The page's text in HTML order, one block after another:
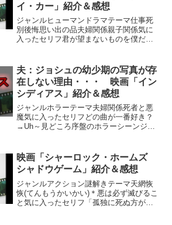
イ・カー」紹介＆感想
ジャンルヒューマンドラマテーマ仕事死
別後悔思い出の品夫婦関係親子関係気に
入ったセリフ君が望まないものを僕だけ
失格だ、でも役者としては必ずしもそう
じゃない。恐ろしいことが...
夫：ジョシュの幼少期の写真が存
在しない理由・・・ 映画「イン
シディアス」紹介＆感想
ジャンルホラーテーマ夫婦関係死者と悪
魔気に入ったセリフどの曲が一番好き？
→Uh～見どころ序盤のホラーシーンジョ
きたランバート一家。引っ越して間もな
く本が勝手に落ちたり...
映画「シャーロック・ホームズ
シャドウゲーム」紹介＆感想
ジャンルアクション謎解きテーマ天網恢
恢(てんもうかいかい)＊悪は必ず滅びるこ
と気に入ったセリフ「孤独に死ぬ方がマ